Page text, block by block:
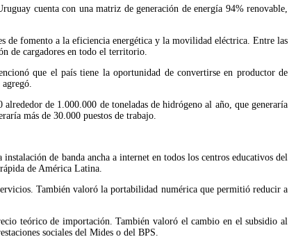
cuenta con una matriz de generación de energía 94% renovable,
de fomento a la eficiencia energética y la movilidad eléctrica. Entre las
de cargadores en todo el territorio.
que el país tiene la oportunidad de convertirse en productor de
de 1.000.000 de toneladas de hidrógeno al año, que generaría
más de 30.000 puestos de trabajo.
de banda ancha a internet en todos los centros educativos del
de América Latina.
También valoró la portabilidad numérica que permitió reducir a
teórico de importación. También valoró el cambio en el subsidio al
sociales del Mides o del BPS.